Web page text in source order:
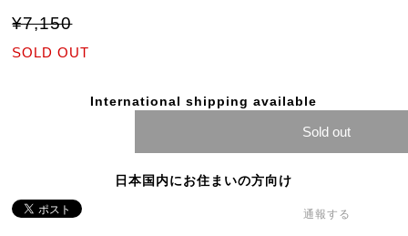
¥7,150
SOLD OUT
International shipping available
Sold out
日本国内にお住まいの方向け
通報する